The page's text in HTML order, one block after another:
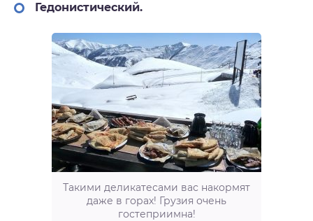
Гедонистический.
Такими деликатесами вас накормят
даже в горах! Грузия очень
гостеприимна!